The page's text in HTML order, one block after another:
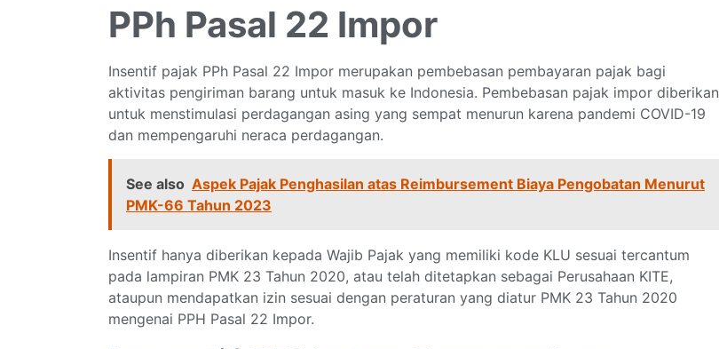
PPh Pasal 22 Impor
Insentif pajak PPh Pasal 22 Impor merupakan pembebasan pembayaran pajak bagi
aktivitas pengiriman barang untuk masuk ke Indonesia. Pembebasan pajak impor diberikan
untuk menstimulasi perdagangan asing yang sempat menurun karena pandemi COVID-19
dan mempengaruhi neraca perdagangan.
See also Aspek Pajak Penghasilan atas Reimbursement Biaya Pengobatan Menurut
PMK-66 Tahun 2023
Insentif hanya diberikan kepada Wajib Pajak yang memiliki kode KLU sesuai tercantum
pada lampiran PMK 23 Tahun 2020, atau telah ditetapkan sebagai Perusahaan KITE,
ataupun mendapatkan izin sesuai dengan peraturan yang diatur PMK 23 Tahun 2020
mengenai PPH Pasal 22 Impor.